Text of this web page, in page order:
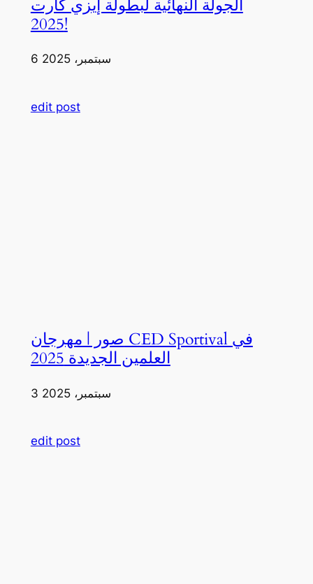
الجولة النهائية لبطولة إيزي كارت
2025!
6 سبتمبر، 2025
edit post
صور | مهرجان CED Sportival في
العلمين الجديدة 2025
3 سبتمبر، 2025
edit post